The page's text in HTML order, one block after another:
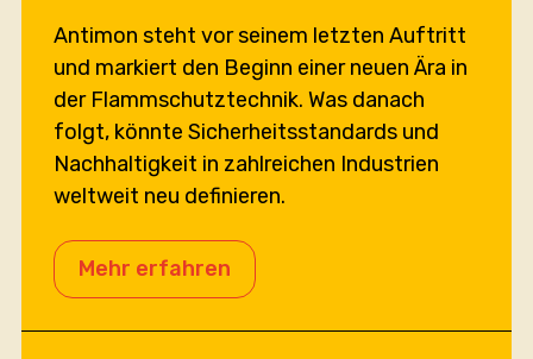
Antimon steht vor seinem letzten Auftritt
und markiert den Beginn einer neuen Ära in
der Flammschutztechnik. Was danach
folgt, könnte Sicherheitsstandards und
Nachhaltigkeit in zahlreichen Industrien
weltweit neu definieren.
Mehr erfahren